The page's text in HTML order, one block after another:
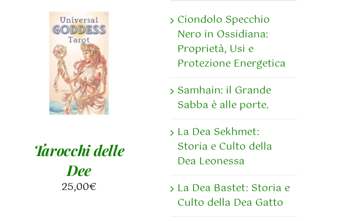
AGGIUNGI AL
CARRELLO
/
DETTAGLI
Tarocchi delle
Dee
25,00€
Ciondolo Specchio
Nero in Ossidiana:
Proprietà, Usi e
Protezione Energetica
Samhain: il Grande
Sabba è alle porte.
La Dea Sekhmet:
Storia e Culto della
Dea Leonessa
La Dea Bastet: Storia e
Culto della Dea Gatto